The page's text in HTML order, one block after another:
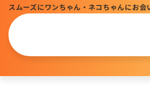
スムーズにワンちゃん・ネコちゃんにお会